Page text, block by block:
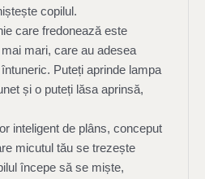
copilul.
care fredonează este
mari, care au adesea
Puteți aprinde lampa
și o puteți lăsa aprinsă,
inteligent de plâns, conceput
micutul tău se trezește
începe să se miște,